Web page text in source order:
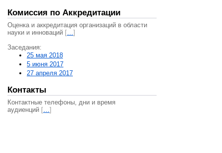
Комиссия по Аккредитации
Оценка и аккредитация организаций в области
науки и инноваций […]
Заседания:
25 мая 2018
5 июня 2017
27 апреля 2017
Контакты
Контактные телефоны, дни и время
аудиенций […]